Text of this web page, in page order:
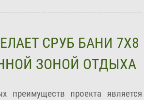
СРУБ БАНИ 7Х8
ЗОНОЙ ОТДЫХА
преимуществ проекта является